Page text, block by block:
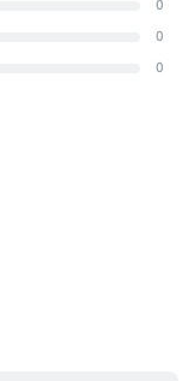
0
0
0